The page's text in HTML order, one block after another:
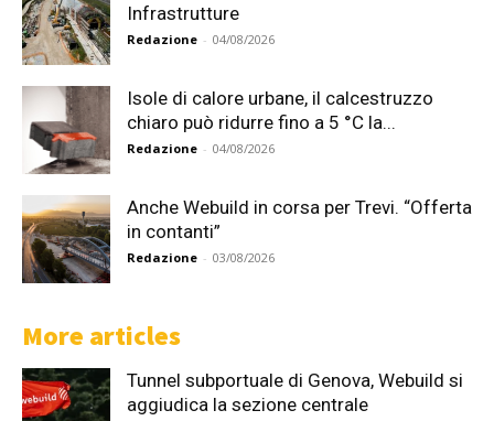
Infrastrutture
Redazione - 04/08/2026
Isole di calore urbane, il calcestruzzo
chiaro può ridurre fino a 5 °C la...
Redazione - 04/08/2026
Anche Webuild in corsa per Trevi. “Offerta
in contanti”
Redazione - 03/08/2026
More articles
Tunnel subportuale di Genova, Webuild si
aggiudica la sezione centrale